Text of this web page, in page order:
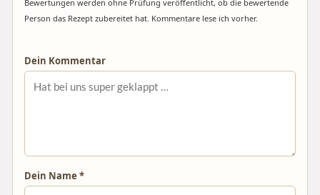
Bewertungen werden ohne Prüfung veröffentlicht, ob die bewertende
Person das Rezept zubereitet hat. Kommentare lese ich vorher.
Dein Kommentar
Dein Name *